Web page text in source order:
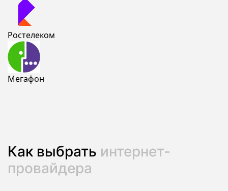
Ростелеком
Мегафон
Как выбрать интернет-
провайдера